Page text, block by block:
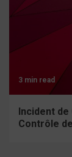
3 min read
Incident
Contrôle